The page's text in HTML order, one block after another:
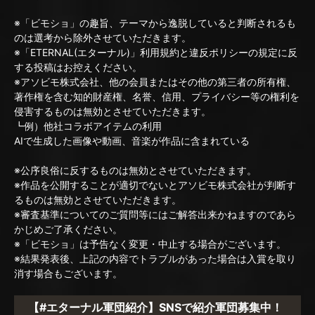
※「ビモショ」の趣旨、テーマから逸脱していると判断されるも
のは選考から除外させていただきます。
※「ETERNAL(エターナル)」利用規約と違反ポリシーの規定に反
する投稿はお控えください。
※アソビモ株式会社、他の会員またはその他の第三者の所有権、
著作権を含む知的財産権、名誉、信用、プライバシー等の権利を
侵害するものは無効とさせていただきます。
┗例）他社コラボアイテムの利用
AIで生成した画像や動画、音楽が作品に含まれている
※公序良俗に反するものは無効とさせていただきます。
※作品を公開することが適切でないとアソビモ株式会社が判断す
るものは無効とさせていただきます。
※審査基準についてのご質問等にはご解答出来かねますのであら
かじめご了承ください。
※「ビモショ」は予告なく変更・中止する場合がございます。
※結果発表後、上記の内容でトラブルがあった場合は入賞を取り
消す場合もございます。
【#エターナル軍団紹介】SNSで紹介軍団募集中！